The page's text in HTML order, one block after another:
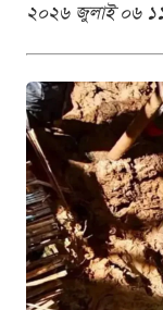
২০২৬ জুলাই ০৬